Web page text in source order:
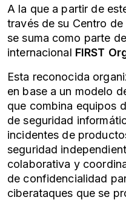
A la que a partir de
través de su Centro
se suma como parte
internacional FIRST
Esta reconocida
en base a un modelo
que combina equipos
de seguridad
incidentes de
seguridad
colaborativa y
de confidencialidad
ciberataques que se